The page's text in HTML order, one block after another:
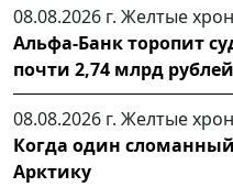
08.08.2026 г. Желтые
Альфа-Банк торопит
почти 2,74 млрд рублей
08.08.2026 г. Желтые
Когда один
Арктику